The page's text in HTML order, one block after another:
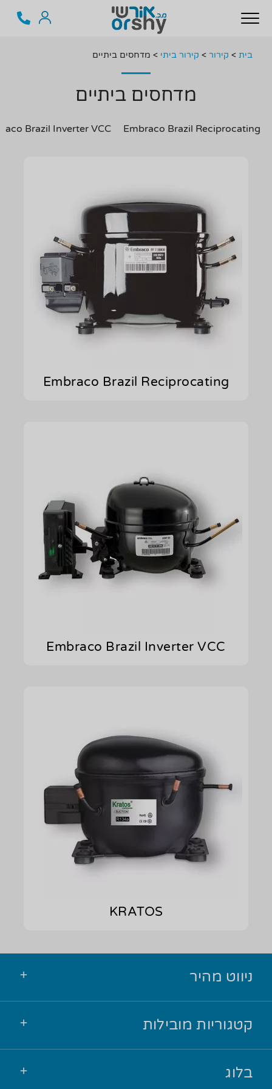
בית > קירור > קירור ביתי > מדחסים ביתיים
מדחסים ביתיים
Embraco Brazil Reciprocating
Brazil Inverter VCC
Embraco Brazil Reciprocating
Embraco Brazil Inverter VCC
KRATOS
ניווט מהיר
קטגוריות מובילות
בלוג